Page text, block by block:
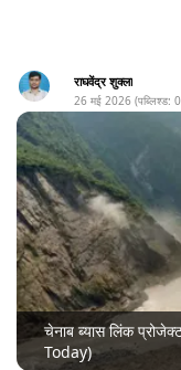
राघवेंद्र शुक्ला
26 मई 2026 (पब्लिश्ड:
चेनाब ब्यास लिंक
Today)